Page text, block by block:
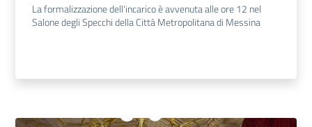
La formalizzazione dell'incarico è avvenuta alle ore 12 nel
Salone degli Specchi della Città Metropolitana di Messina